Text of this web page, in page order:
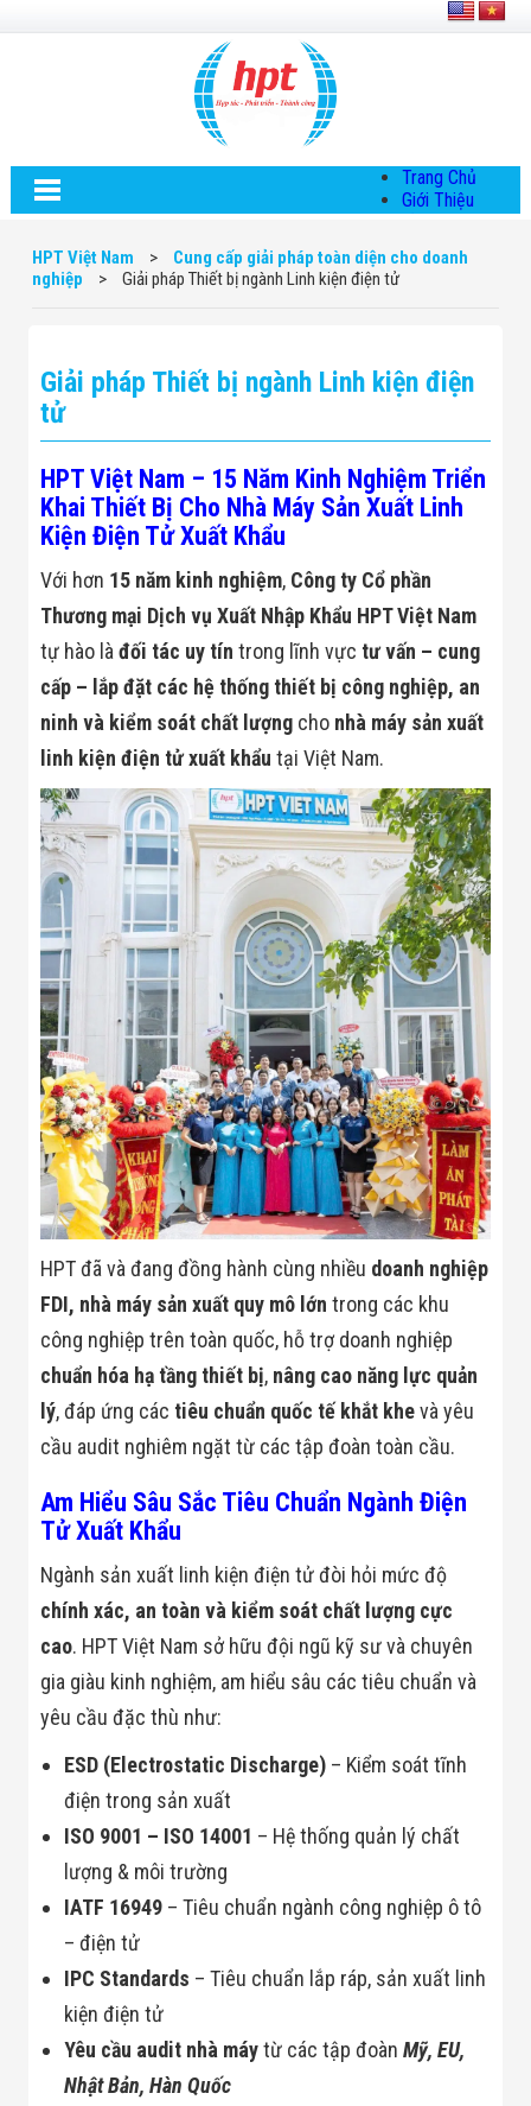
Trang Chủ
Giới Thiệu
Nam
Hội Đồng Quản
Mật Thông Tin
Chiến Lược
Thông Tin
Chuyển Khoản
Giải Pháp
Giải Pháp Thiết
Lạnh
Giải Pháp Thiết
Bị Ngành Thực
Phẩm Đóng Gói
Giải Pháp Thiết
Bị Ngành May
Mặc - Giày Da
Giải Pháp Thiết
Kiện Điện Tử
Giải Pháp Thiết
Bị Ngành Giáo
Dục
Giải Pháp Thiết
Bị Ngành Bán
Lẻ - Retail
Giải Pháp
Chuyên Dụng
Ngành Công An
- Quân Đội
Giải Pháp Bãi
Giữ Xe Thông
Minh
Sản Phẩm
THIẾT BỊ AN
NINH
Camera Thông
Minh
Cổng Từ Siêu
Thị
Máy Đếm
Người
Máy Dò Tìm
Thuốc Nổ
Phòng Chống
Khủng Bố
Camera Đo
Thân Nhiệt
THIẾT BỊ
DỤNG
Máy Dò Tạp
Tương Tác
Màn Hình LED
Thiết Bị Chống
Ghi Âm
Máy X-Ray
Thực Phẩm
Nghiệp
Ống Nhòm
Chuyên Dụng
Căng - Sức
Nén
Máy Kiểm Tra
Máy Kiểm Tra
HPT Việt Nam >
Cung cấp giải pháp toàn diện cho doanh
nghiệp
> Giải pháp Thiết bị ngành Linh kiện điện tử
Giải pháp Thiết bị ngành Linh kiện điện
tử
HPT Việt Nam – 15 Năm Kinh Nghiệm Triển
Khai Thiết Bị Cho Nhà Máy Sản Xuất Linh
Kiện Điện Tử Xuất Khẩu
Với hơn 15 năm kinh nghiệm, Công ty Cổ phần
Thương mại Dịch vụ Xuất Nhập Khẩu HPT Việt Nam
tự hào làđối tác uy tín trong lĩnh vực tư vấn – cung
cấp – lắp đặt các hệ thống thiết bị công nghiệp, an
ninh và kiểm soát chất lượng cho nhà máy sản xuất
linh kiện điện tử xuất khẩu tại Việt Nam.
HPT đã và đang đồng hành cùng nhiều doanh nghiệp
FDI, nhà máy sản xuất quy mô lớn trong các khu
công nghiệp trên toàn quốc, hỗ trợ doanh nghiệp
chuẩn hóa hạ tầng thiết bị, nâng cao năng lực quản
lý, đáp ứng các tiêu chuẩn quốc tế khắt khevà yêu
cầu audit nghiêm ngặt từ các tập đoàn toàn cầu.
Am Hiểu Sâu Sắc Tiêu Chuẩn Ngành Điện
Tử Xuất Khẩu
Ngành sản xuất linh kiện điện tử đòi hỏi mức độ
chính xác, an toàn và kiểm soát chất lượng cực
cao. HPT Việt Nam sở hữu đội ngũ kỹ sư và chuyên
gia giàu kinh nghiệm, am hiểu sâu các tiêu chuẩn và
yêu cầu đặc thù như:
ESD (Electrostatic Discharge) – Kiểm soát tĩnh
điện trong sản xuất
ISO 9001 – ISO 14001 – Hệ thống quản lý chất
lượng & môi trường
IATF 16949 – Tiêu chuẩn ngành công nghiệp ô tô
– điện tử
IPC Standards – Tiêu chuẩn lắp ráp, sản xuất linh
kiện điện tử
Yêu cầu audit nhà máytừ các tập đoànMỹ, EU,
Nhật Bản, Hàn Quốc